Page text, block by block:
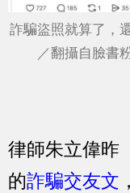
詐騙盜照就算了，
／翻攝自臉書
律師朱立偉昨
的詐騙交友文